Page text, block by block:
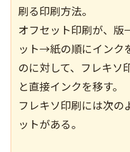
刷る印刷方法。
オフセット印刷が、
ット→紙の順にインク
のに対して、フレキ
と直接インクを移す。
フレキソ印刷には次の
ットがある。